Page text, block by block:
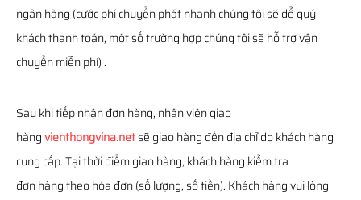
ngân hàng (cước phí chuyển phát nhanh chúng tôi sẽ để quý
khách thanh toán, một số trường hợp chúng tôi sẽ hỗ trợ vận
chuyển miễn phí) .
Sau khi tiếp nhận đơn hàng, nhân viên giao
hàngvienthongvina.netsẽ giao hàng đến địa chỉ do khách hàng
cung cấp. Tại thời điểm giao hàng, khách hàng kiểm tra
đơn hàng theo hóa đơn (số lượng, số tiền). Khách hàng vui lòng